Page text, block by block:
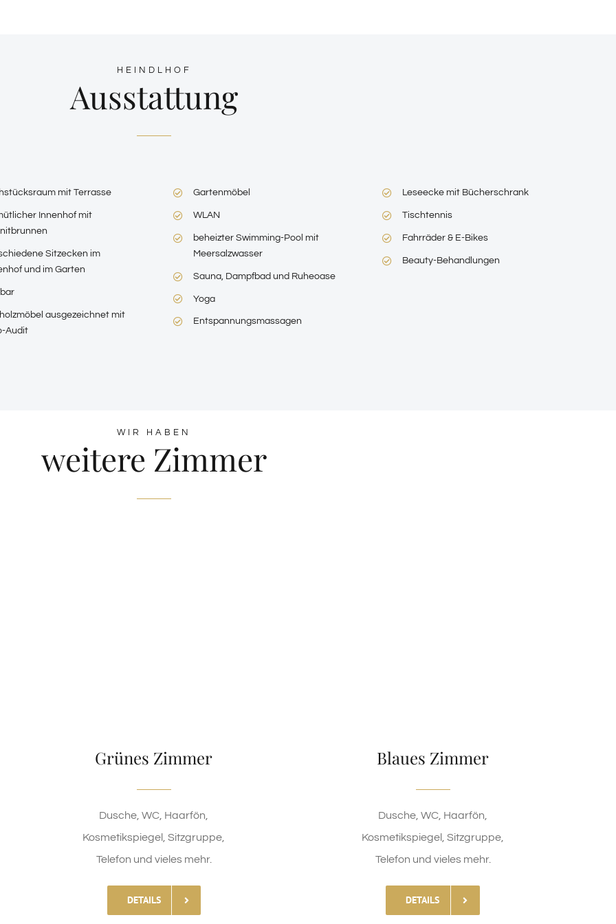
HEINDLHOF
Ausstattung
mit Terrasse
Innenhof mit
Sitzecken im
und im Garten
ausgezeichnet mit
Audit
Gartenmöbel
WLAN
beheizter Swimming-Pool mit
Meersalzwasser
Sauna, Dampfbad und Ruheoase
Yoga
Entspannungsmassagen
Leseecke mit Bücherschrank
Tischtennis
Fahrräder & E-Bikes
Beauty-Behandlungen
WIR HABEN
weitere Zimmer
Grünes Zimmer
Dusche, WC, Haarfön,
Kosmetikspiegel, Sitzgruppe,
Telefon und vieles mehr.
DETAILS
Blaues Zimmer
Dusche, WC, Haarfön,
Kosmetikspiegel, Sitzgruppe,
Telefon und vieles mehr.
DETAILS